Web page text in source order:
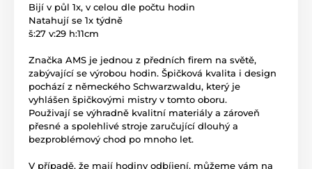
Bijí v půl 1x, v celou dle počtu hodin
Natahují se 1x týdně
š:27 v:29 h:11cm
Značka AMS je jednou z předních firem na světě,
zabývající se výrobou hodin. Špičková kvalita i design
pochází z německého Schwarzwaldu, který je
vyhlášen špičkovými mistry v tomto oboru.
Použivají se výhradně kvalitní materiály a zároveň
přesné a spolehlivé stroje zaručující dlouhý a
bezproblémový chod po mnoho let.
V případě, že mají hodiny odbíjení, můžeme vám na